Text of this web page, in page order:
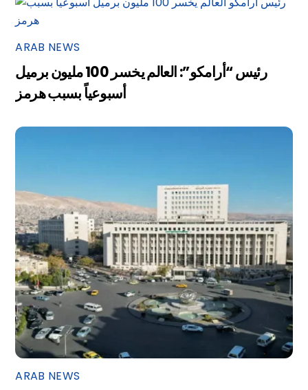
ARAB NEWS
رئيس “أرامكو”: العالم يخسر 100 مليون برميل
أسبوعياً بسبب هرمز
ARAB NEWS